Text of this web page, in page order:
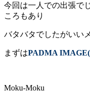
今回は一人での出張で
ころもあり
バタバタでしたがいい
まずはPADMA
Moku-Moku